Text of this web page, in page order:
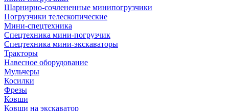
Шарнирно-сочлененные минипогрузчики
Погрузчики телескопические
Мини-спецтехника
Спецтехника мини-погрузчик
Спецтехника мини-экскаваторы
Тракторы
Навесное оборудование
Мульчеры
Косилки
Фрезы
Ковши
Ковши на экскаватор